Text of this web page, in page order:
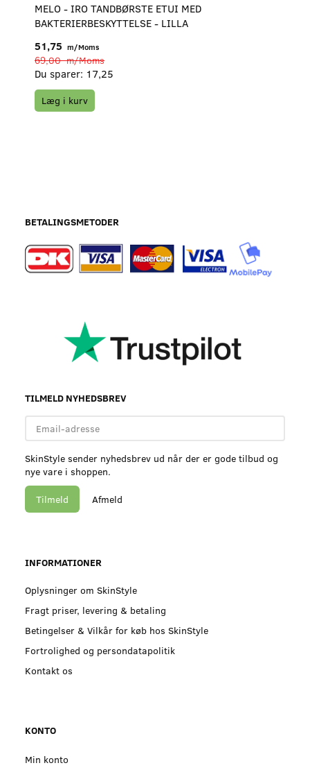
MELO - IRO TANDBØRSTE ETUI MED
BAKTERIERBESKYTTELSE - LILLA
51,75 m/Moms
69,00m/Moms
Du sparer: 17,25
Læg i kurv
BETALINGSMETODER
TILMELD NYHEDSBREV
adresse
SkinStyle sender nyhedsbrev ud når der er gode tilbud og
nye vare i shoppen.
Tilmeld Afmeld
INFORMATIONER
Oplysninger om SkinStyle
Fragt priser, levering & betaling
Betingelser & Vilkår for køb hos SkinStyle
Fortrolighed og persondatapolitik
Kontakt os
KONTO
Min konto